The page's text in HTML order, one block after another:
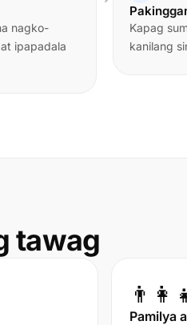
nagko-
ipapadala
Kapag
kanilang
tawag
Pamilya